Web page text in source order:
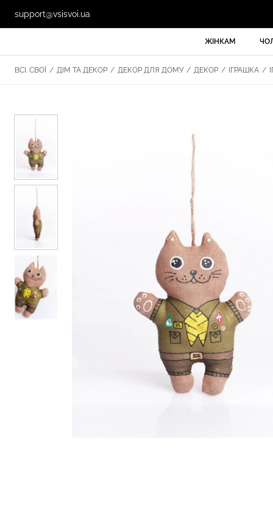
support@vsisvoi.ua
ЖІНКАМ
ВСІ. СВОЇ / ДІМ ТА ДЕКОР / ДЕКОР ДЛЯ ДОМУ / ДЕКОР / ІГРАШКА /